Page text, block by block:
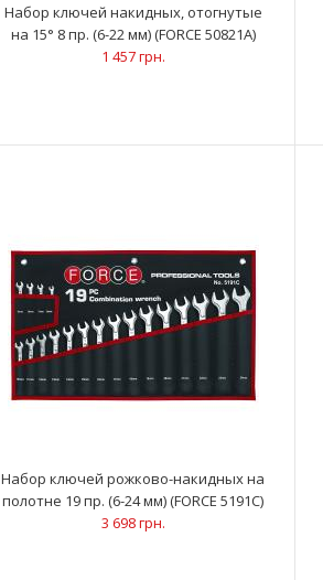
Набор ключей рожково-накидных на
стенде 26 пр. (6-32 мм) (FORCE 5261)
7 972 грн.
Набор ключей накидных, отогнутые
на 15° 8 пр. (6-22 мм) (FORCE 50821A)
1 457 грн.
Набор ключей рожково-накидных на
полотне 19 пр. (6-24 мм) (FORCE 5191C)
3 698 грн.